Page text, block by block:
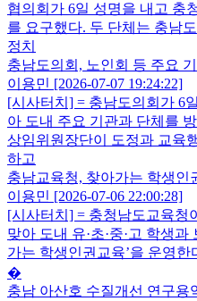
협의회가 6일 성명을 내고 충
를 요구했다. 두 단체는 충남
정치
충남도의회, 노인회 등 주요
이용민 [2026-07-07 19:24:22]
[시사터치] = 충남도의회가 6
아 도내 주요 기관과 단체를
상임위원장단이 도정과 교육
하고
충남교육청, 찾아가는 학생인
이용민 [2026-07-06 22:00:28]
[시사터치] = 충청남도교육청
맞아 도내 유·초·중·고 학생
가는 학생인권교육’을 운영
�
충남 아산호 수질개선 연구용